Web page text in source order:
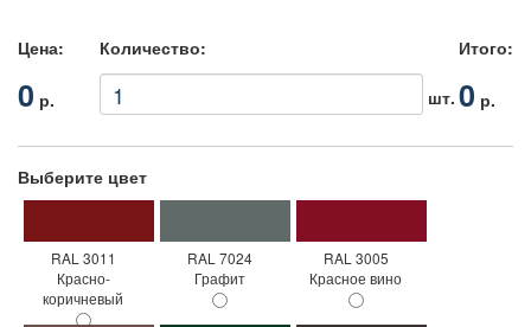
Цена:
0 р.
Количество:
шт.
Итого:
0 р.
Выберите цвет
RAL 3011
Красно-
коричневый
RAL 7024
Графит
RAL 3005
Красное вино